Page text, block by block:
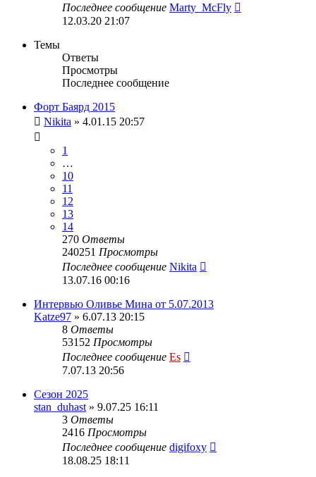
Последнее сообщение Marty_McFly
12.03.20 21:07
Темы
Ответы
Просмотры
Последнее сообщение
Форт Баярд 2015
Nikita » 4.01.15 20:57
1
…
10
11
12
13
14
270 Ответы
240251 Просмотры
Последнее сообщение Nikita
13.07.16 00:16
Интервью Оливье Мина от 5.07.2013
Katze97 » 6.07.13 20:15
8 Ответы
53152 Просмотры
Последнее сообщение Es
7.07.13 20:56
Сезон 2025
stan_duhast » 9.07.25 16:11
3 Ответы
2416 Просмотры
Последнее сообщение digifoxy
18.08.25 18:11